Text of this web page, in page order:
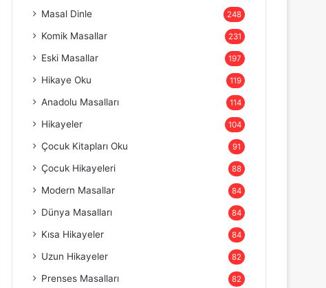
Masal Dinle 248
Komik Masallar 231
Eski Masallar 197
Hikaye Oku 119
Anadolu Masalları 114
Hikayeler 104
Çocuk Kitapları Oku 91
Çocuk Hikayeleri 88
Modern Masallar 84
Dünya Masalları 84
Kısa Hikayeler 84
Uzun Hikayeler 82
Prenses Masalları 82